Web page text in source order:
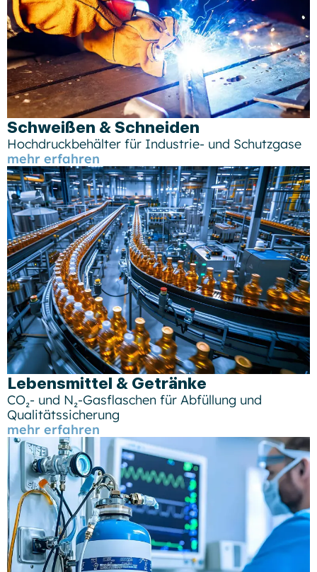
Schweißen & Schneiden
Hochdruckbehälter für Industrie- und Schutzgase
mehr erfahren
Lebensmittel & Getränke​
CO₂- und N₂-Gasflaschen für Abfüllung und
Qualitätssicherung
mehr erfahren